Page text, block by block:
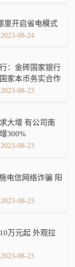
里开启省电模式
2023-08-24
：金砖国家银行
家本币务实合作
2023-08-23
大增 有公司南
300%
2023-08-23
电信网络诈骗 阳
2023-08-23
万元起 外观拉
2023-08-23